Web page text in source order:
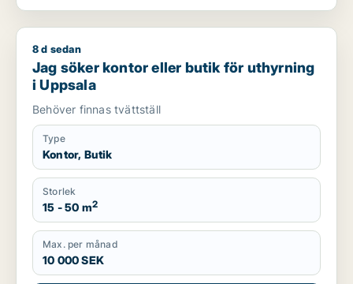
Jag söker kontor eller butik för uthyrning i Uppsala
8 d sedan
Jag söker kontor eller butik för uthyrning
i Uppsala
Behöver finnas tvättställ
Type
Kontor, Butik
Storlek
15 - 50 m2
Max. per månad
10 000 SEK